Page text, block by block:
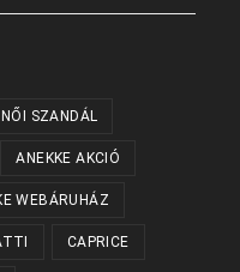
SZANDÁL
ANEKKE AKCIÓ
WEBÁRUHÁZ
CAPRICE